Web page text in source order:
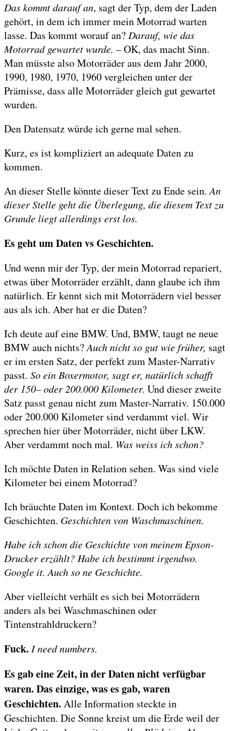
Das kommt darauf an, sagt der Typ, dem der Laden
gehört, in dem ich immer mein Motorrad warten
lasse. Das kommt worauf an?Darauf, wie das
Motorrad gewartet wurde. – OK, das macht Sinn.
Man müsste also Motorräder aus dem Jahr 2000,
1990, 1980, 1970, 1960 vergleichen unter der
Prämisse, dass alle Motorräder gleich gut gewartet
wurden.
Den Datensatz würde ich gerne mal sehen.
Kurz, es ist kompliziert an adequate Daten zu
kommen.
An dieser Stelle könnte dieser Text zu Ende sein.An
dieser Stelle geht die Überlegung, die diesem Text zu
Grunde liegt allerdings erst los.
Es geht um Daten vs Geschichten.
Und wenn mir der Typ, der mein Motorrad repariert,
etwas über Motorräder erzählt, dann glaube ich ihm
natürlich. Er kennt sich mit Motorrädern viel besser
aus als ich. Aber hat er die Daten?
Ich deute auf eine BMW. Und, BMW, taugt ne neue
BMW auch nichts?Auch nicht so gut wie früher, sagt
er im ersten Satz, der perfekt zum Master-Narrativ
passt. So ein Boxermotor, sagt er, natürlich schafft
der 150– oder 200.000 Kilometer. Und dieser zweite
Satz passt genau nicht zum Master-Narrativ. 150.000
oder 200.000 Kilometer sind verdammt viel. Wir
sprechen hier über Motorräder, nicht über LKW.
Aber verdammt noch mal. Was weiss ich schon?
Ich möchte Daten in Relation sehen. Was sind viele
Kilometer bei einem Motorrad?
Ich bräuchte Daten im Kontext. Doch ich bekomme
Geschichten. Geschichten von Waschmaschinen.
Habe ich schon die Geschichte von meinem Epson-
Drucker erzählt? Habe ich bestimmt irgendwo.
Google it. Auch so ne Geschichte.
Aber vielleicht verhält es sich bei Motorrädern
anders als bei Waschmaschinen oder
Tintenstrahldruckern?
Fuck. I need numbers.
Es gab eine Zeit, in der Daten nicht verfügbar
waren. Das einzige, was es gab, waren
Geschichten. Alle Information steckte in
Geschichten. Die Sonne kreist um die Erde weil der